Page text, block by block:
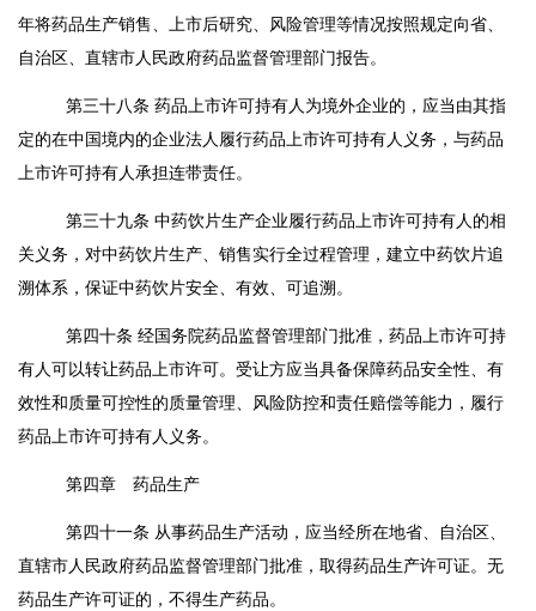
年将药品生产销售、上市后研究、风险管理等情况按照规定向省、
自治区、直辖市人民政府药品监督管理部门报告。
第三十八条 药品上市许可持有人为境外企业的，应当由其指
定的在中国境内的企业法人履行药品上市许可持有人义务，与药品
上市许可持有人承担连带责任。
第三十九条 中药饮片生产企业履行药品上市许可持有人的相
关义务，对中药饮片生产、销售实行全过程管理，建立中药饮片追
溯体系，保证中药饮片安全、有效、可追溯。
第四十条 经国务院药品监督管理部门批准，药品上市许可持
有人可以转让药品上市许可。受让方应当具备保障药品安全性、有
效性和质量可控性的质量管理、风险防控和责任赔偿等能力，履行
药品上市许可持有人义务。
第四章 药品生产
第四十一条 从事药品生产活动，应当经所在地省、自治区、
直辖市人民政府药品监督管理部门批准，取得药品生产许可证。无
药品生产许可证的，不得生产药品。